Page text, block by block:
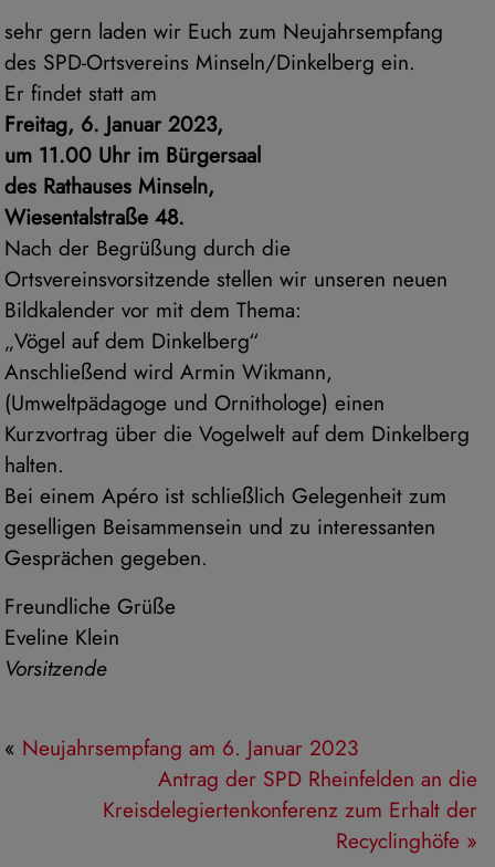
sehr gern laden wir Euch zum Neujahrsempfang
des SPD-Ortsvereins Minseln/Dinkelberg ein.
Er findet statt am
Freitag, 6. Januar 2023,
um 11.00 Uhr im Bürgersaal
des Rathauses Minseln,
Wiesentalstraße 48.
Nach der Begrüßung durch die
Ortsvereinsvorsitzende stellen wir unseren neuen
Bildkalender vor mit dem Thema:
„Vögel auf dem Dinkelberg“
Anschließend wird Armin Wikmann,
(Umweltpädagoge und Ornithologe) einen
Kurzvortrag über die Vogelwelt auf dem Dinkelberg
halten.
Bei einem Apéro ist schließlich Gelegenheit zum
geselligen Beisammensein und zu interessanten
Gesprächen gegeben.
Freundliche Grüße
Eveline Klein
Vorsitzende
« Neujahrsempfang am 6. Januar 2023
Antrag der SPD Rheinfelden an die
Kreisdelegiertenkonferenz zum Erhalt der
Recyclinghöfe »